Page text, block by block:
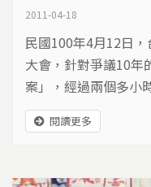
2011-04-18
民國100年4月12日
大會，針對爭議10年
案」，經過兩個多小
宣佈：永揚環評書內
查的正確性與公信力
閱讀更多